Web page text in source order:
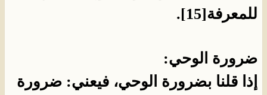
للمعرفة[15].
ضرورة الوحي:
إذا قلنا بضرورة الوحي، فيعني: ضرورة